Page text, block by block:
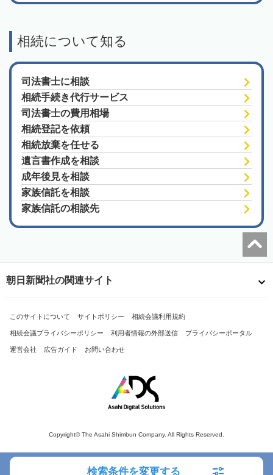
相続について知る
司法書士に相談
相続手続き代行サービス
司法書士の費用相場
相続登記を依頼
相続放棄を任せる
遺言書作成を相談
成年後見を相談
家族信託を相談
家族信託の相談先
検索条件を変更する
朝日新聞社の関連サイト
このサイトについて サイトポリシー 相続会議利用規約
相続会議プライバシーポリシー 利用者情報の外部送信 プライバシーポータル
運営会社 広告ガイド お問い合わせ
Copyright© The Asahi Shimbun Company. All Rights Reserved.